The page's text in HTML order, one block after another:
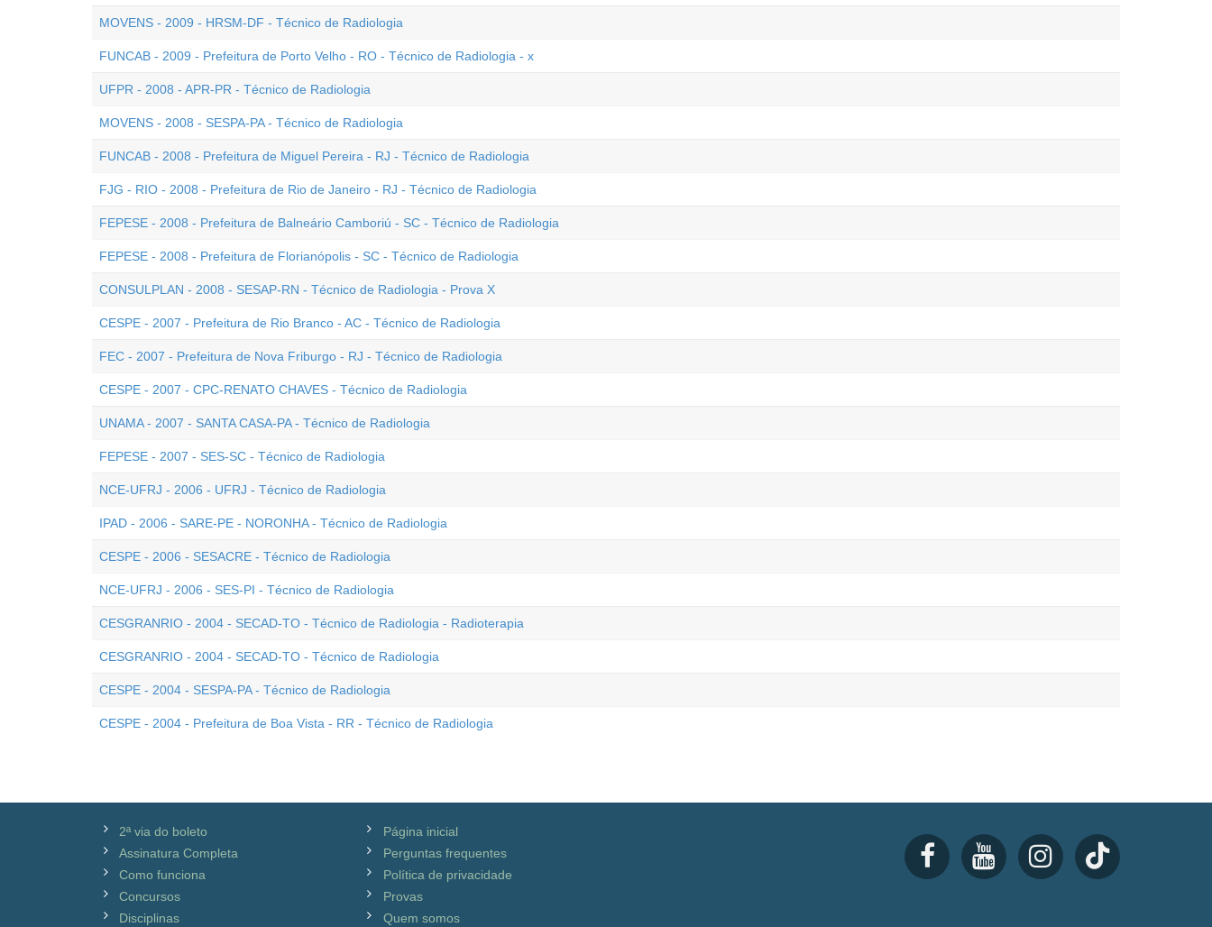
MOVENS - 2009 - HRSM-DF - Técnico de Radiologia
FUNCAB - 2009 - Prefeitura de Porto Velho - RO - Técnico de Radiologia - x
UFPR - 2008 - APR-PR - Técnico de Radiologia
MOVENS - 2008 - SESPA-PA - Técnico de Radiologia
FUNCAB - 2008 - Prefeitura de Miguel Pereira - RJ - Técnico de Radiologia
FJG - RIO - 2008 - Prefeitura de Rio de Janeiro - RJ - Técnico de Radiologia
FEPESE - 2008 - Prefeitura de Balneário Camboriú - SC - Técnico de Radiologia
FEPESE - 2008 - Prefeitura de Florianópolis - SC - Técnico de Radiologia
CONSULPLAN - 2008 - SESAP-RN - Técnico de Radiologia - Prova X
CESPE - 2007 - Prefeitura de Rio Branco - AC - Técnico de Radiologia
FEC - 2007 - Prefeitura de Nova Friburgo - RJ - Técnico de Radiologia
CESPE - 2007 - CPC-RENATO CHAVES - Técnico de Radiologia
UNAMA - 2007 - SANTA CASA-PA - Técnico de Radiologia
FEPESE - 2007 - SES-SC - Técnico de Radiologia
NCE-UFRJ - 2006 - UFRJ - Técnico de Radiologia
IPAD - 2006 - SARE-PE - NORONHA - Técnico de Radiologia
CESPE - 2006 - SESACRE - Técnico de Radiologia
NCE-UFRJ - 2006 - SES-PI - Técnico de Radiologia
CESGRANRIO - 2004 - SECAD-TO - Técnico de Radiologia - Radioterapia
CESGRANRIO - 2004 - SECAD-TO - Técnico de Radiologia
CESPE - 2004 - SESPA-PA - Técnico de Radiologia
CESPE - 2004 - Prefeitura de Boa Vista - RR - Técnico de Radiologia
2ª via do boleto
Assinatura Completa
Como funciona
Concursos
Disciplinas
Página inicial
Perguntas frequentes
Política de privacidade
Provas
Quem somos